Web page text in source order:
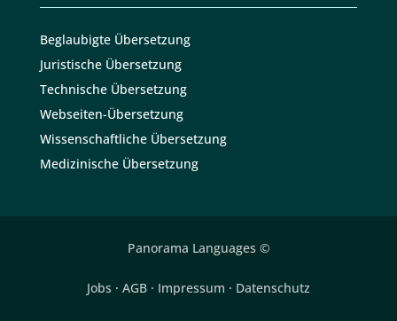
★★★★★ 4,9/5 Excellent
Kostenloses Angebot anfordern
Beglaubigte Übersetzung
Juristische Übersetzung
Technische Übersetzung
Webseiten-Übersetzung
Wissenschaftliche Übersetzung
Medizinische Übersetzung
Panorama Languages ©
Jobs · AGB · Impressum · Datenschutz